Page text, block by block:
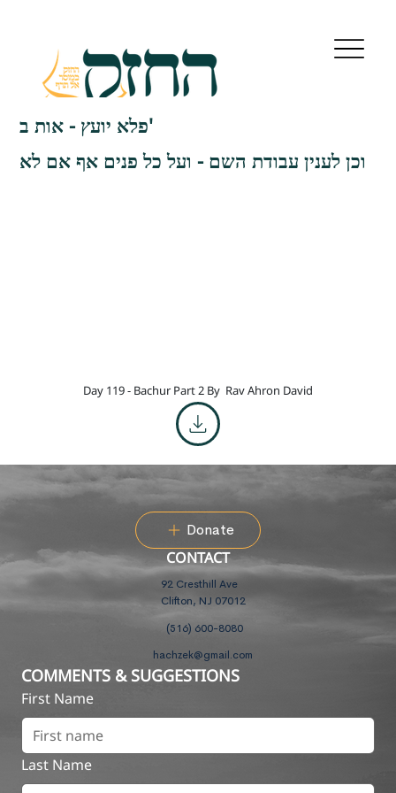
פלא יועץ - אות ב'
וכן לענין עבודת השם - ועל כל פנים אף אם לא
Day 119 - Bachur Part 2 By Rav Ahron David
Donate
CONTACT
92 Cresthill Ave
Clifton, NJ 07012
(516) 600-8080
hachzek@gmail.com
COMMENTS & SUGGESTIONS
First Name
Last Name